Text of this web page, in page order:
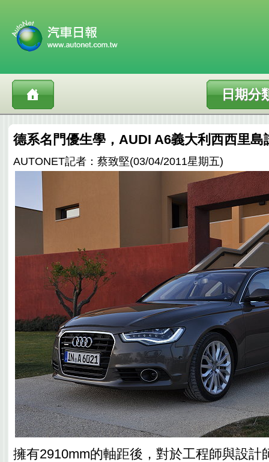
日期分
德系名門優生學，AUDI A6義大利西西里島
AUTONET記者：蔡致堅(03/04/2011星期五)
擁有2910mm的軸距後，對於工程師與設計